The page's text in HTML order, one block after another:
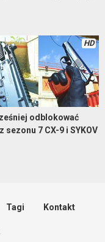
HD
odblokować
sezonu 7 CX-9 i SYKOV
Tagi Kontakt